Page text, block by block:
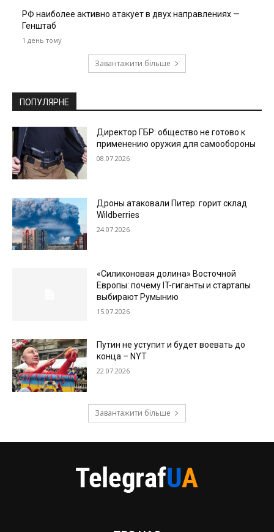
РФ наиболее активно атакует в двух направлениях —
Генштаб
1 день тому
Завантажити більше
ПОПУЛЯРНЕ
Директор ГБР: общество не готово к
применению оружия для самообороны
08.07.2026
Дроны атаковали Питер: горит склад
Wildberries
24.07.2026
«Силиконовая долина» Восточной
Европы: почему IT-гиганты и стартапы
выбирают Румынию
15.07.2026
Путин не уступит и будет воевать до
конца – NYT
22.07.2026
Завантажити більше